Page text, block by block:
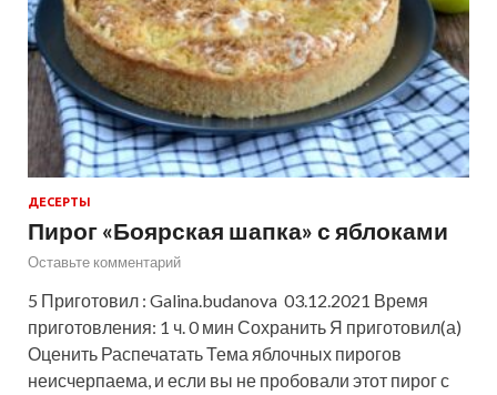
ДЕСЕРТЫ
Пирог «Боярская шапка» с яблоками
Оставьте комментарий
5 Приготовил : Galina.budanova 03.12.2021 Время
приготовления: 1 ч. 0 мин Сохранить Я приготовил(а)
Оценить Распечатать Тема яблочных пирогов
неисчерпаема, и если вы не пробовали этот пирог с